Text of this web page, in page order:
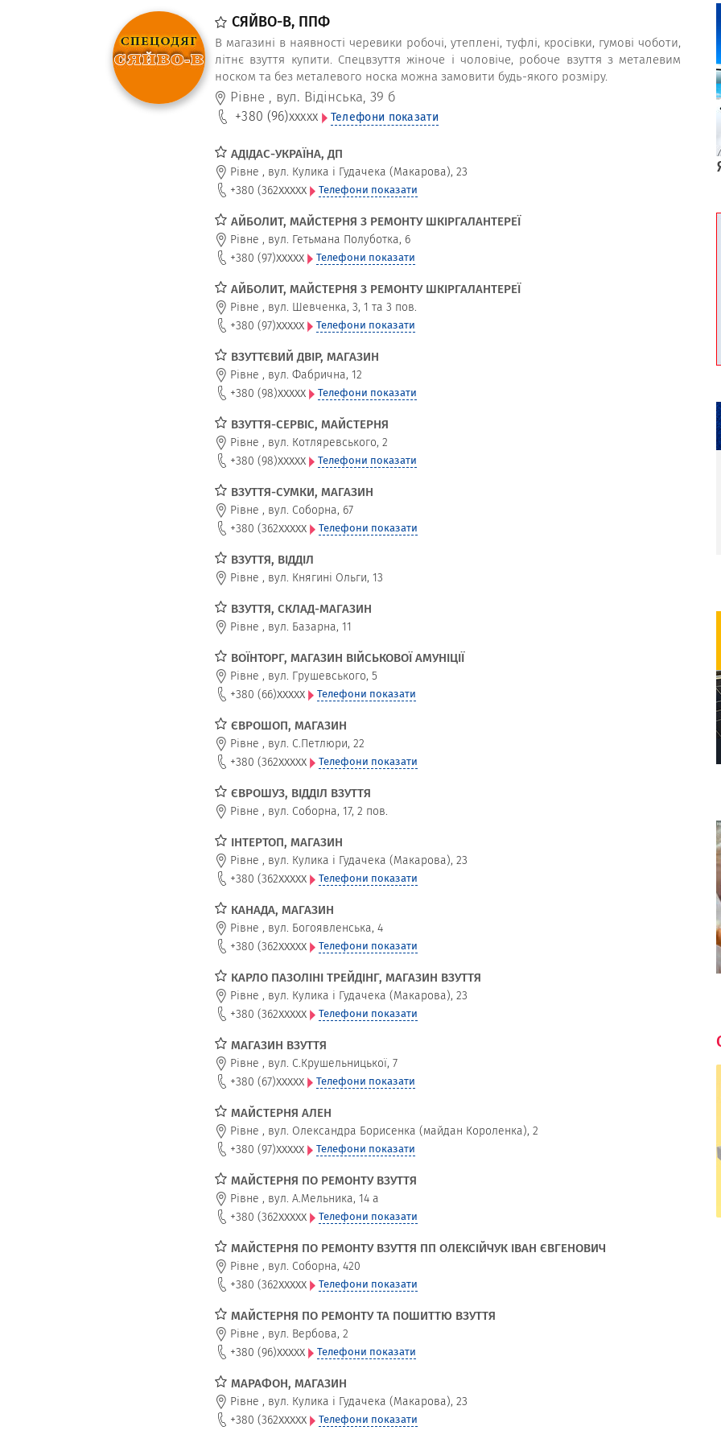
СЯЙВО-В, ППФ
В магазині в наявності черевики робочі, утеплені, туфлі, кросівки, гумові чоботи,
літнє взуття купити. Спецвзуття жіноче і чоловіче, робоче взуття з металевим
носком та без металевого носка можна замовити будь-якого розміру.
Рівне , вул. Відінська, 39 б
+380 (96)xxxxx Телефони показати
АДІДАС-УКРАЇНА, ДП
Рівне , вул. Кулика і Гудачека (Макарова), 23
+380 (362xxxxx Телефони показати
АЙБОЛИТ, МАЙСТЕРНЯ З РЕМОНТУ ШКІРГАЛАНТЕРЕЇ
Рівне , вул. Гетьмана Полуботка, 6
+380 (97)xxxxx Телефони показати
АЙБОЛИТ, МАЙСТЕРНЯ З РЕМОНТУ ШКІРГАЛАНТЕРЕЇ
Рівне , вул. Шевченка, 3, 1 та 3 пов.
+380 (97)xxxxx Телефони показати
ВЗУТТЄВИЙ ДВІР, МАГАЗИН
Рівне , вул. Фабрична, 12
+380 (98)xxxxx Телефони показати
ВЗУТТЯ-СЕРВІС, МАЙСТЕРНЯ
Рівне , вул. Котляревського, 2
+380 (98)xxxxx Телефони показати
ВЗУТТЯ-СУМКИ, МАГАЗИН
Рівне , вул. Соборна, 67
+380 (362xxxxx Телефони показати
ВЗУТТЯ, ВІДДІЛ
Рівне , вул. Княгині Ольги, 13
ВЗУТТЯ, СКЛАД-МАГАЗИН
Рівне , вул. Базарна, 11
ВОЇНТОРГ, МАГАЗИН ВІЙСЬКОВОЇ АМУНІЦІЇ
Рівне , вул. Грушевського, 5
+380 (66)xxxxx Телефони показати
ЄВРОШОП, МАГАЗИН
Рівне , вул. С.Петлюри, 22
+380 (362xxxxx Телефони показати
ЄВРОШУЗ, ВІДДІЛ ВЗУТТЯ
Рівне , вул. Соборна, 17, 2 пов.
ІНТЕРТОП, МАГАЗИН
Рівне , вул. Кулика і Гудачека (Макарова), 23
+380 (362xxxxx Телефони показати
КАНАДА, МАГАЗИН
Рівне , вул. Богоявленська, 4
+380 (362xxxxx Телефони показати
КАРЛО ПАЗОЛІНІ ТРЕЙДІНГ, МАГАЗИН ВЗУТТЯ
Рівне , вул. Кулика і Гудачека (Макарова), 23
+380 (362xxxxx Телефони показати
МАГАЗИН ВЗУТТЯ
Рівне , вул. С.Крушельницької, 7
+380 (67)xxxxx Телефони показати
МАЙСТЕРНЯ АЛЕН
Рівне , вул. Олександра Борисенка (майдан Короленка), 2
+380 (97)xxxxx Телефони показати
МАЙСТЕРНЯ ПО РЕМОНТУ ВЗУТТЯ
Рівне , вул. А.Мельника, 14 а
+380 (362xxxxx Телефони показати
МАЙСТЕРНЯ ПО РЕМОНТУ ВЗУТТЯ ПП ОЛЕКСІЙЧУК ІВАН ЄВГЕНОВИЧ
Рівне , вул. Соборна, 420
+380 (362xxxxx Телефони показати
МАЙСТЕРНЯ ПО РЕМОНТУ ТА ПОШИТТЮ ВЗУТТЯ
Рівне , вул. Вербова, 2
+380 (96)xxxxx Телефони показати
МАРАФОН, МАГАЗИН
Рівне , вул. Кулика і Гудачека (Макарова), 23
+380 (362xxxxx Телефони показати
КОМФОРТМЕД, ЦЕНТР СУЧАСНОЇ